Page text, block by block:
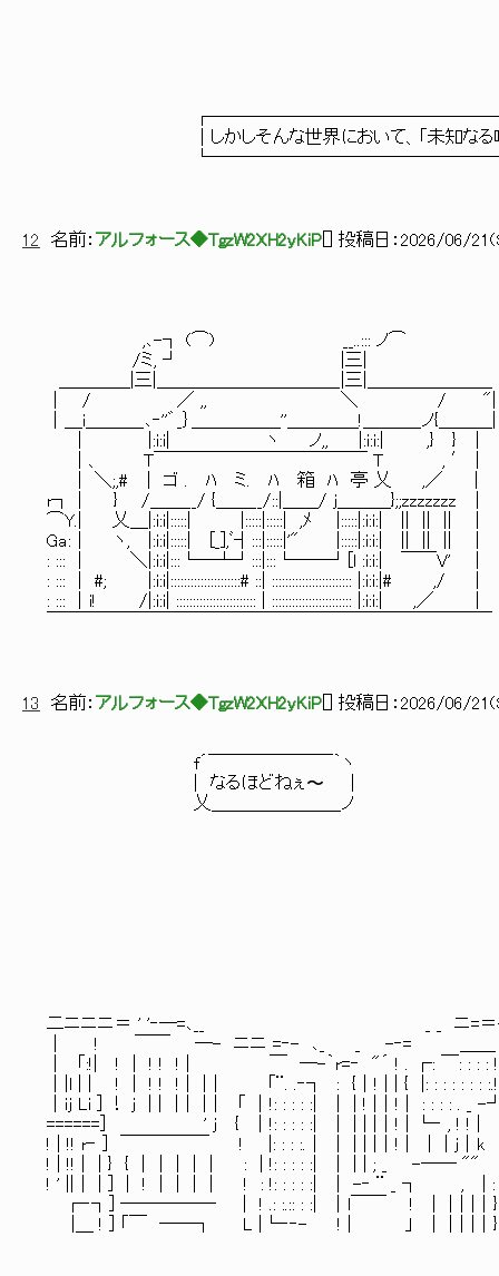
│しかしそんな世界において、「未知なる味」とは
12 名前： アルフォース◆TgzW2XH2yKiP ] 投稿日： 2026/06/
,､-┐ (⌒) __..::: ノ⌒
/ミ, ┘ |三|
＿＿＿＿|三|＿＿＿＿＿＿＿＿＿＿_|三|＿＿＿＿＿＿＿
｜ / ／ ,, ＼ / "|
｜＿i＿＿＿_､‐''゛_｝＿＿＿＿＿''＿＿＿＿!＿＿＿_ノ{＿＿＿|
｜ |:i:i| ヽ ノ,, |:i:i:| ,} } ｜
｜、 T￣￣￣￣￣￣￣￣￣￣￣￣ T , ′｜
｜ ＼;,# ｜ ゴ . ﾊ ミ. ﾊ 箱 ﾊ 亭 乂 ,／ ｜
r┐｜ } /＿＿__/ {＿＿__/::|＿＿/ j＿＿＿};;zzzzzzz ｜
⌒Y.| 乂＿|:i:i|:::::| |:::::|:::::| ,ﾒ |:::::|:i:i:| || || || |
Ga:｜ ヽ, |:i:i|:::::| [_],ﾞ┤:::|:::::|'" |:::::|:i:i:| || || || |
: ::: ｜ ＼|:i:i|:::└―┴┘:::|:::└──┘[l :i:i:| ￣￣V' |
: ::: ｜ #; |:i:i|:::::::::::::::::::::# ::| :::::::::::::::::::::::: |:i:i:|# ,/ |
: ::: ｜i! /|:i:i| :::::::::::::::::::::::: | :::::::::::::::::::::::: |:i:i:| ,／ |
13 名前： アルフォース◆TgzW2XH2yKiP ] 投稿日： 2026/06/
f´￣￣￣￣￣￣￣｀ヽ
| なるほどねぇ〜 |
乂＿＿＿＿＿＿＿_ノ
二ニニニ＝ ' '‐―=､__ _ _ ニ=＝-― ￣
｜ ! ￣￣ ―- ニニ =‐- ､_ _ -‐= ＿＿ 二ニ
｜ 「:!| ! | ! ! ! | ￣ ―-｀r=‐ "´ ! . ┌: ￣: : : : ! |
｜|l | | ! | ! ! ! | |｜ 「¨. .‐┐ : {｜! | | { |: : : : : : : :.!
｜iｊ Li ] ！ j | | |｜ |｜ 「 ｜!: : : : :| ｜ | ! |｜! | : :
======] ' j { ｜!: : : : :| ｜ | | |｜! |
! | !! r‐ ] ￣￣￣￣￣ ! |: : : :.｜ | | | |｜! | | | j｜k
! | !! | | } { ｜｜ | | | : | !: : : : :| ｜ | |
! ' ||｜ | ] | ! | | | | ! : !: : : : :| ｜ -‐ ¨ _ ┐ , |
┌‐┐] ―――――‐ | ! .: :.:: : :| ｜l￣￣ ! | |｜|｜} !
|＿ ! ] 「￣ ――┐ L |└‐‐- ! | 」 | |｜|｜} !